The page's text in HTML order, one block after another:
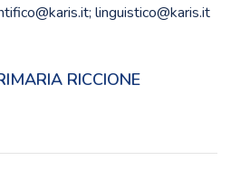
linguistico@karis.it
RICCIONE